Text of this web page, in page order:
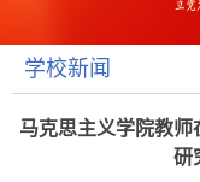
学校新闻
马克思主义学院教
研